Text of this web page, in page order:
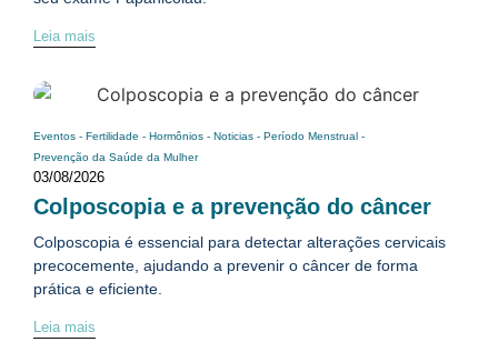
Leia mais
Eventos - Fertilidade - Hormônios - Noticias - Período Menstrual -
Prevenção da Saúde da Mulher
03/08/2026
Colposcopia e a prevenção do câncer
Colposcopia é essencial para detectar alterações cervicais
precocemente, ajudando a prevenir o câncer de forma
prática e eficiente.
Leia mais